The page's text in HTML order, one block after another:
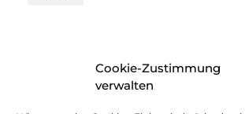
Cookie-Zustimmung
verwalten